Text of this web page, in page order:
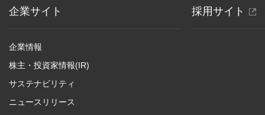
企業サイト
企業情報
株主・投資家情報(IR)
サステナビリティ
ニュースリリース
採用サイト 別